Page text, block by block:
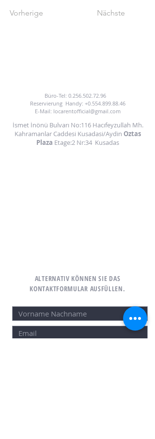
Vorherige Nächste
Büro-Tel: 0.256.502.72.96
Reservierung Handy: +0.554.899.88.46
E-Mail: locarentofficial@gmail.com
İsmet İnönü Bulvarı No:116 Hacıfeyzullah Mh.
Kahramanlar Caddesi Kusadasi/Aydin Oztas
Plaza Etage:2 Nr:34 Kusadas
ALTERNATIV KÖNNEN SIE DAS
KONTAKTFORMULAR AUSFÜLLEN.